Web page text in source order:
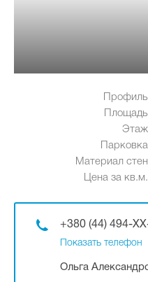
Материал
Цена за
+380 (44) 494-
Показать телефон
Ольга